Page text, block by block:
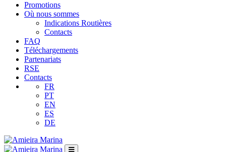
Promotions
Où nous sommes
Indications Routières
Contacts
FAQ
Téléchargements
Partenariats
RSE
Contacts
FR
PT
EN
ES
DE